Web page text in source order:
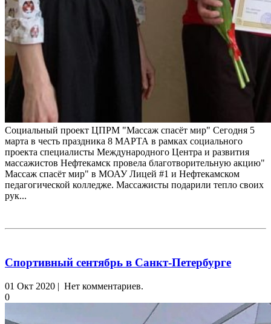
Социальный проект ЦПРМ "Массаж спасёт мир" Сегодня 5
марта в честь праздника 8 МАРТА в рамках социального
проекта специалисты Международного Центра и развития
массажистов Нефтекамск провела благотворительную акцию"
Массаж спасёт мир" в МОАУ Лицей #1 и Нефтекамском
педагогической колледже. Массажисты подарили тепло своих
рук...
Спортивный сентябрь в Санкт-Петербурге
01 Окт 2020 | Нет комментариев.
0